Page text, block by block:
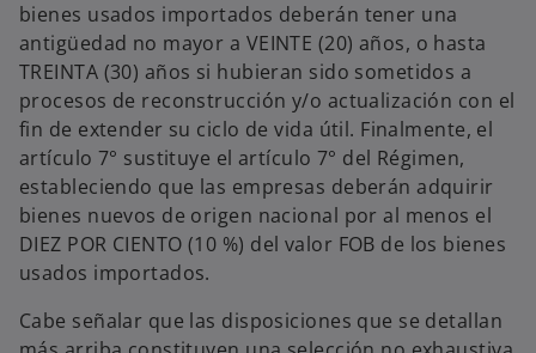
bienes usados importados deberán tener una
antigüedad no mayor a VEINTE (20) años, o hasta
TREINTA (30) años si hubieran sido sometidos a
procesos de reconstrucción y/o actualización con el
fin de extender su ciclo de vida útil. Finalmente, el
artículo 7° sustituye el artículo 7° del Régimen,
estableciendo que las empresas deberán adquirir
bienes nuevos de origen nacional por al menos el
DIEZ POR CIENTO (10 %) del valor FOB de los bienes
usados importados.
Cabe señalar que las disposiciones que se detallan